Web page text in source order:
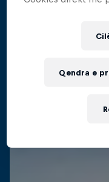
Filma dhe 4
Qendra e